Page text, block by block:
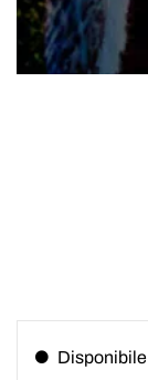
Disponibile